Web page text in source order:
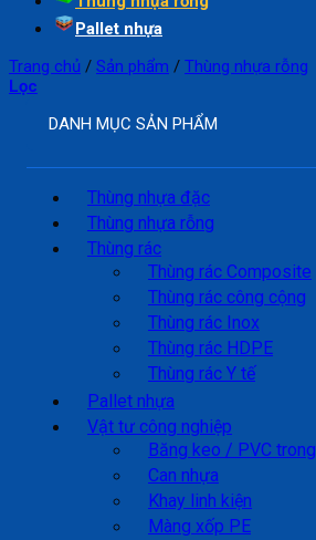
Pallet nhựa
Trang chủ / Sản phẩm / Thùng nhựa rỗng
Lọc
DANH MỤC SẢN PHẨM
Thùng nhựa đặc
Thùng nhựa rỗng
Thùng rác
Thùng rác Composite
Thùng rác công cộng
Thùng rác Inox
Thùng rác HDPE
Thùng rác Y tế
Pallet nhựa
Vật tư công nghiệp
Băng keo / PVC trong
Can nhựa
Khay linh kiện
Màng xốp PE